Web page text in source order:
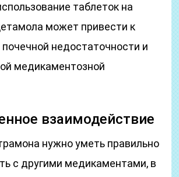
таблеток на
может привести к
недостаточности и
медикаментозной
взаимодействие
нужно уметь правильно
с другими медикаментами, в